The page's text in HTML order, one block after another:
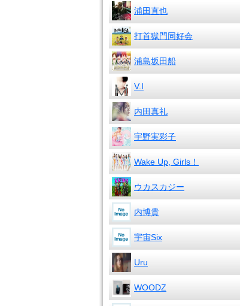
浦田直也
打首獄門同好会
浦島坂田船
V.I
内田真礼
宇野実彩子
Wake Up, Girls！
ウカスカジー
内博貴
宇宙Six
Uru
WOODZ